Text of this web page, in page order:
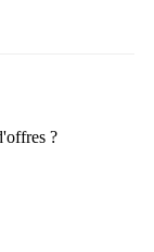
?